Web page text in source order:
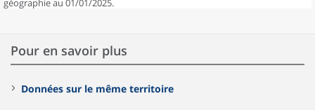
géographie au 01/01/2025.
Pour en savoir plus
Données sur le même territoire